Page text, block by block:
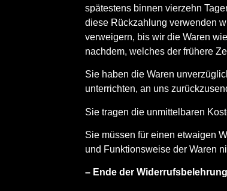
spätestens binnen vierzehn
diese Rückzahlung verwenden
verweigern, bis wir die Waren
nachdem, welches der frühere
Sie haben die Waren
unterrichten, an uns
Sie tragen die unmittelbaren
Sie müssen für einen etwaigen
und Funktionsweise der Waren
– Ende der